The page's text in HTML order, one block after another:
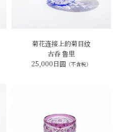
菊花连接上的菊目纹
古呑 鲁里
25,000日圆 （不含税）